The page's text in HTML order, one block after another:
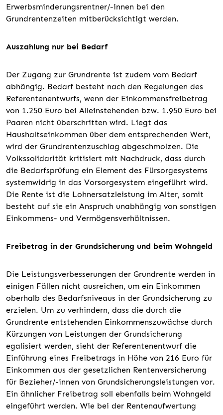
Erwerbsminderungsrentner/-innen bei den
Grundrentenzeiten mitberücksichtigt werden.
Auszahlung nur bei Bedarf
Der Zugang zur Grundrente ist zudem vom Bedarf
abhängig. Bedarf besteht nach den Regelungen des
Referentenentwurfs, wenn der Einkommensfreibetrag
von 1.250 Euro bei Alleinstehenden bzw. 1.950 Euro bei
Paaren nicht überschritten wird. Liegt das
Haushaltseinkommen über dem entsprechenden Wert,
wird der Grundrentenzuschlag abgeschmolzen. Die
Volkssolidarität kritisiert mit Nachdruck, dass durch
die Bedarfsprüfung ein Element des Fürsorgesystems
systemwidrig in das Vorsorgesystem eingeführt wird.
Die Rente ist die Lohnersatzleistung im Alter, somit
besteht auf sie ein Anspruch unabhängig von sonstigen
Einkommens- und Vermögensverhältnissen.
Freibetrag in der Grundsicherung und beim Wohngeld
Die Leistungsverbesserungen der Grundrente werden in
einigen Fällen nicht ausreichen, um ein Einkommen
oberhalb des Bedarfsniveaus in der Grundsicherung zu
erzielen. Um zu verhindern, dass die durch die
Grundrente entstehenden Einkommenszuwächse durch
Kürzungen von Leistungen der Grundsicherung
egalisiert werden, sieht der Referentenentwurf die
Einführung eines Freibetrags in Höhe von 216 Euro für
Einkommen aus der gesetzlichen Rentenversicherung
für Bezieher/-innen von Grundsicherungsleistungen vor.
Ein ähnlicher Freibetrag soll ebenfalls beim Wohngeld
eingeführt werden. Wie bei der Rentenaufwertung